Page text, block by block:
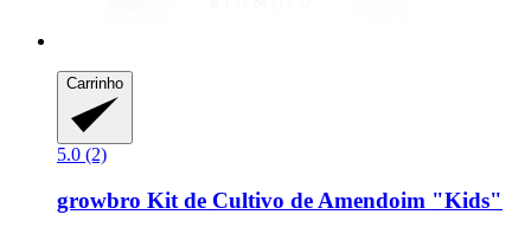
Carrinho
5.0 (2)
growbro Kit de Cultivo de Amendoim "Kids"